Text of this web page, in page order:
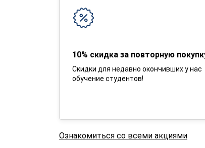
10% скидка за повторную
Скидки для недавно окончивших у нас
обучение студентов!
Ознакомиться со всеми акциями